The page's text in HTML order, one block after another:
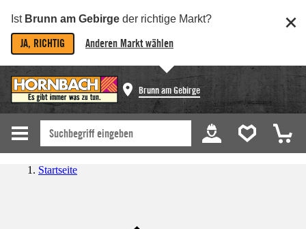
Ist Brunn am Gebirge der richtige Markt?
JA, RICHTIG Anderen Markt wählen
Brunn am Gebirge
Startseite